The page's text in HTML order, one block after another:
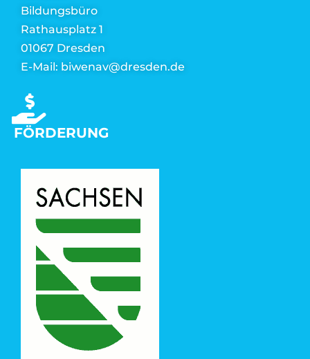
Bildungsbüro
Rathausplatz 1
01067 Dresden
E-Mail: biwenav@dresden.de
FÖRDERUNG